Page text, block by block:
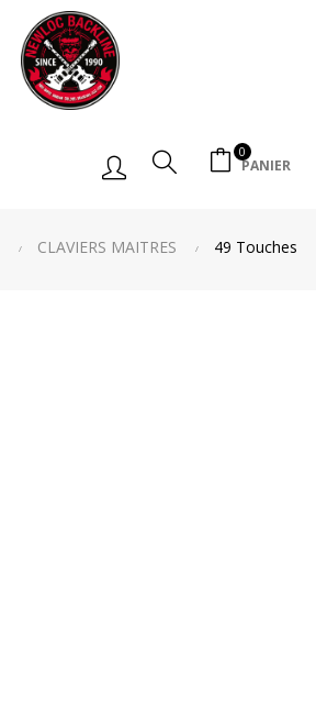
Chercher0
PANIER
CLAVIERS MAITRES 49 Touches